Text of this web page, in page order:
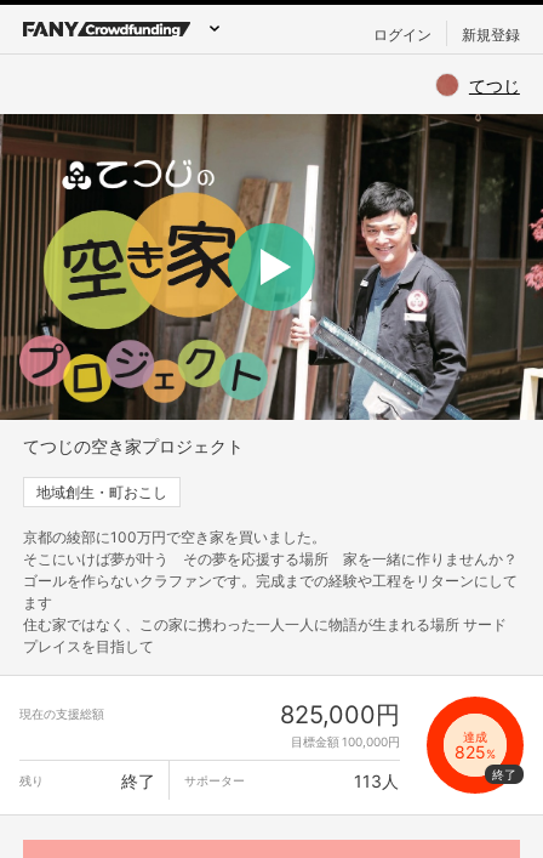
ログイン 新規登録
てつじ
てつじの空き家プロジェクト
地域創生・町おこし
京都の綾部に100万円で空き家を買いました。
そこにいけば夢が叶う その夢を応援する場所 家を一緒に作りませんか？
ゴールを作らないクラファンです。完成までの経験や工程をリターンにして
ます
住む家ではなく、この家に携わった一人一人に物語が生まれる場所 サード
プレイスを目指して
現在の支援総額 825,000円
目標金額 100,000円 達成
825%
残り
終了 サポーター 113人